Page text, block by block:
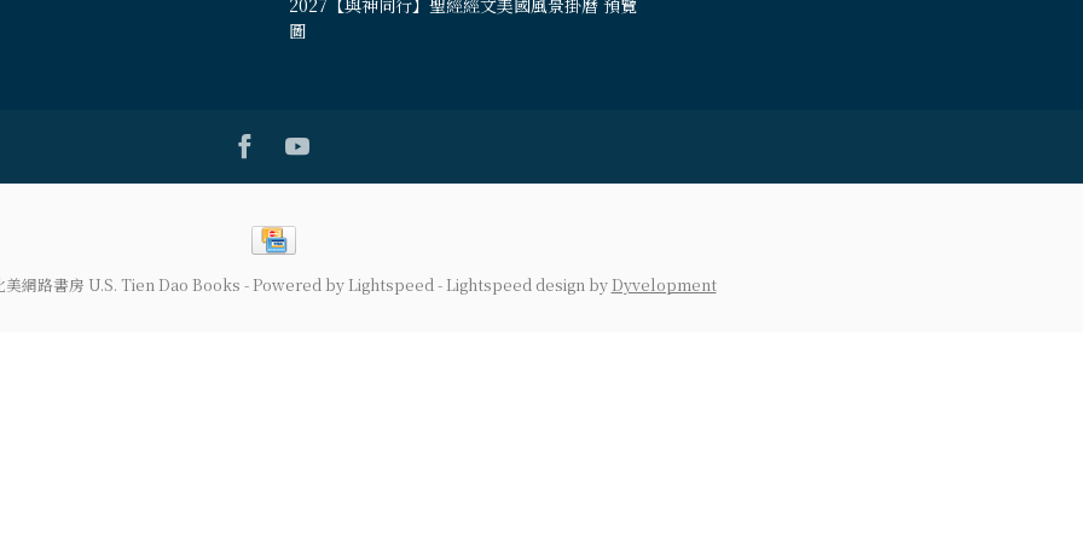
圖
網路書房 U.S. Tien Dao Books - Powered by Lightspeed - Lightspeed design by Dyvelopment